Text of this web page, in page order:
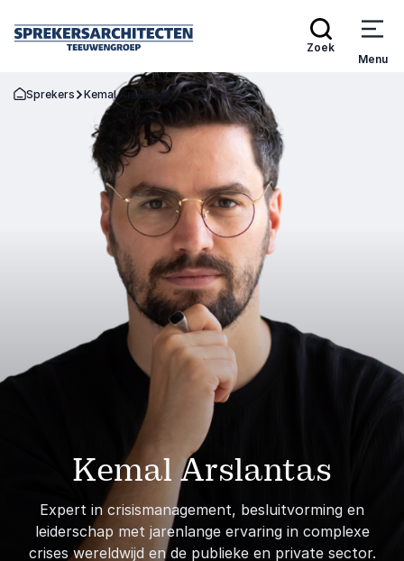
Zoek
Menu
Terug naar de startpagina
Sprekers Kemal Arslantas
Kemal Arslantas
Expert in crisismanagement, besluitvorming en
leiderschap met jarenlange ervaring in complexe
crises wereldwijd en de publieke en private sector.